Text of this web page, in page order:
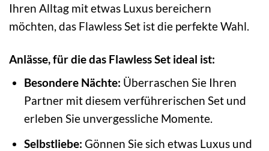
Ihren Alltag mit etwas Luxus bereichern
möchten, das Flawless Set ist die perfekte Wahl.
Anlässe, für die das Flawless Set ideal ist:
Besondere Nächte: Überraschen Sie Ihren
Partner mit diesem verführerischen Set und
erleben Sie unvergessliche Momente.
Selbstliebe: Gönnen Sie sich etwas Luxus und